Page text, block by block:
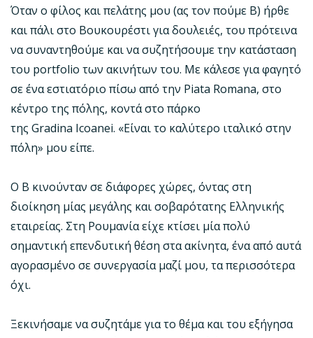
Όταν ο φίλος και πελάτης μου (ας τον πούμε Β) ήρθε
και πάλι στο Βουκουρέστι για δουλειές, του πρότεινα
να συναντηθούμε και να συζητήσουμε την κατάσταση
του portfolio των ακινήτων του. Με κάλεσε για φαγητό
σε ένα εστιατόριο πίσω από την Piata Romana, στο
κέντρο της πόλης, κοντά στο πάρκο
της Gradina Icoanei. «Είναι το καλύτερο ιταλικό στην
πόλη» μου είπε.
Ο Β κινούνταν σε διάφορες χώρες, όντας στη
διοίκηση μίας μεγάλης και σοβαρότατης Ελληνικής
εταιρείας. Στη Ρουμανία είχε κτίσει μία πολύ
σημαντική επενδυτική θέση στα ακίνητα, ένα από αυτά
αγορασμένο σε συνεργασία μαζί μου, τα περισσότερα
όχι.
Ξεκινήσαμε να συζητάμε για το θέμα και του εξήγησα